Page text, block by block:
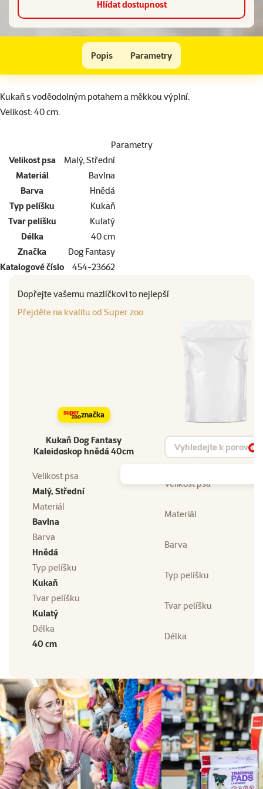
Hlídat dostupnost
Kukaň Dog Fantasy Kaleidoskop hnědá 40cm
Popis Parametry
Na začátek stránky
superzoo.product.detail.content
Kukaň s voděodolným potahem a měkkou výplní.
Velikost: 40 cm.
Parametry
Velikost psa
Malý, Střední
Materiál
Bavlna
Barva
Hnědá
Typ pelíšku
Kukaň
Tvar pelíšku
Kulatý
Délka
40 cm
Značka
Dog Fantasy
Katalogové číslo
454-23662
Dopřejte vašemu mazlíčkovi to nejlepší
Přejděte na kvalitu od Super zoo
značka
Kukaň Dog Fantasy
Kaleidoskop hnědá 40cm
Vyhledat produkt
Velikost psa
Malý, Střední
Velikost psa
Materiál
Bavlna
Materiál
Barva
Hnědá
Barva
Typ pelíšku
Kukaň
Typ pelíšku
Tvar pelíšku
Kulatý
Tvar pelíšku
Délka
40 cm
Délka